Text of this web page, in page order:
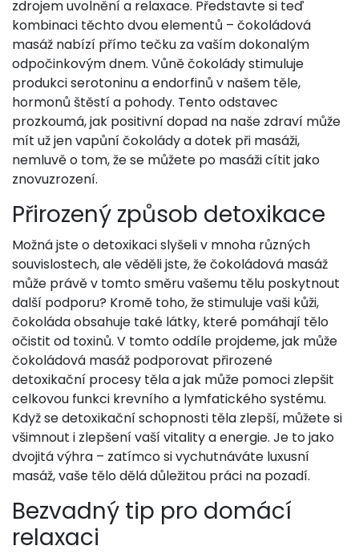
zdrojem uvolnění a relaxace. Představte si teď
kombinaci těchto dvou elementů – čokoládová
masáž nabízí přímo tečku za vaším dokonalým
odpočinkovým dnem. Vůně čokolády stimuluje
produkci serotoninu a endorfinů v našem těle,
hormonů štěstí a pohody. Tento odstavec
prozkoumá, jak positivní dopad na naše zdraví může
mít už jen vapůní čokolády a dotek při masáži,
nemluvě o tom, že se můžete po masáži cítit jako
znovuzrození.
Přirozený způsob detoxikace
Možná jste o detoxikaci slyšeli v mnoha různých
souvislostech, ale věděli jste, že čokoládová masáž
může právě v tomto směru vašemu tělu poskytnout
další podporu? Kromě toho, že stimuluje vaši kůži,
čokoláda obsahuje také látky, které pomáhají tělo
očistit od toxinů. V tomto oddíle projdeme, jak může
čokoládová masáž podporovat přirozené
detoxikační procesy těla a jak může pomoci zlepšit
celkovou funkci krevního a lymfatického systému.
Když se detoxikační schopnosti těla zlepší, můžete si
všimnout i zlepšení vaší vitality a energie. Je to jako
dvojitá výhra – zatímco si vychutnáváte luxusní
masáž, vaše tělo dělá důležitou práci na pozadí.
Bezvadný tip pro domácí
relaxaci